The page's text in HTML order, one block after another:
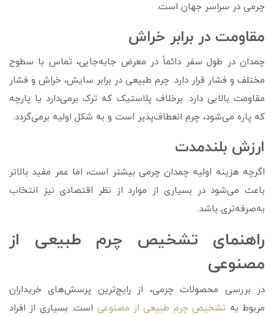
چرمی در سراسر جهان است.
مقاومت در برابر خراش
چمدان در طول سفر دائماً در معرض جابه‌جایی، تماس با سطوح
مختلف و فشار قرار دارد. چرم طبیعی در برابر سایش، خراش و فشار
مقاومت بالایی دارد. برخلاف پلاستیک که ترک برمی‌دارد یا پارچه
که پاره می‌شود، چرم انعطاف‌پذیر است و به شکل اولیه برمی‌گردد.
ارزش بلندمدت
اگرچه هزینه اولیه چمدان چرمی بیشتر است، اما عمر مفید بالاتر
باعث می‌شود در بسیاری از موارد از نظر اقتصادی نیز انتخاب
به‌صرفه‌تری باشد.
راهنمای تشخیص چرم طبیعی از
مصنوعی
در بررسی محصولات چرمی، از رایج‌ترین پرسش‌های خریداران
مربوط به تشخیص چرم طبیعی از مصنوعی است. بسیاری از افراد